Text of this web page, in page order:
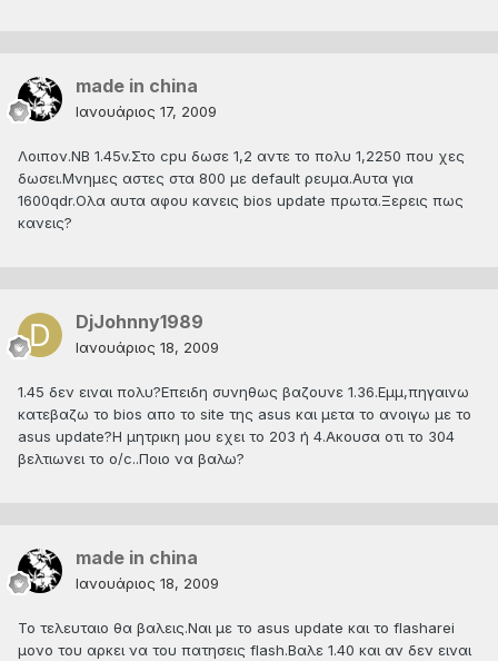
made in china
Ιανουάριος 17, 2009
Λοιπον.ΝΒ 1.45v.Στο cpu δωσε 1,2 αντε το πολυ 1,2250 που χες
δωσει.Μνημες αστες στα 800 με default ρευμα.Αυτα για
1600qdr.Ολα αυτα αφου κανεις bios update πρωτα.Ξερεις πως
κανεις?
DjJohnny1989
Ιανουάριος 18, 2009
1.45 δεν ειναι πολυ?Επειδη συνηθως βαζουνε 1.36.Εμμ,πηγαινω
κατεβαζω το bios απο το site της asus και μετα το ανοιγω με το
asus update?Η μητρικη μου εχει το 203 ή 4.Ακουσα οτι το 304
βελτιωνει το o/c..Ποιο να βαλω?
made in china
Ιανουάριος 18, 2009
Το τελευταιο θα βαλεις.Ναι με το asus update και το flasharei
μονο του αρκει να του πατησεις flash.Βαλε 1.40 και αν δεν ειναι